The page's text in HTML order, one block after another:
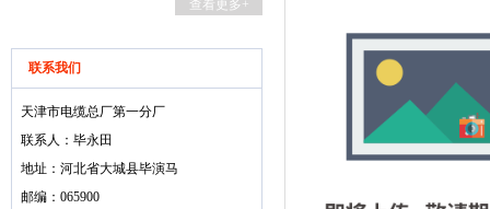
查看更多+
联系我们
天津市电缆总厂第一分厂
联系人：毕永田
地址：河北省大城县毕演马
邮编：065900